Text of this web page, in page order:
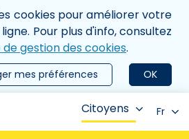
cookies pour améliorer votre
Pour plus d'info, consultez
gestion des cookies.
OK
mes préférences
Citoyens Fr